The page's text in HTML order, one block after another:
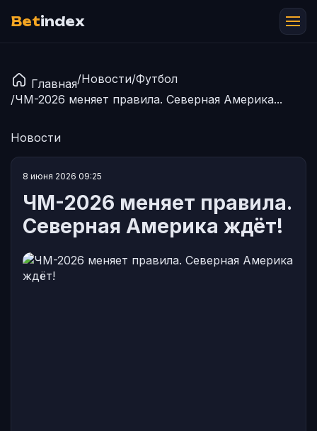
Betindex
Главная/Новости/Футбол
/ЧМ-2026 меняет правила. Северная Америка...
Новости
8 июня 2026 09:25
ЧМ-2026 меняет правила.
Северная Америка ждёт!